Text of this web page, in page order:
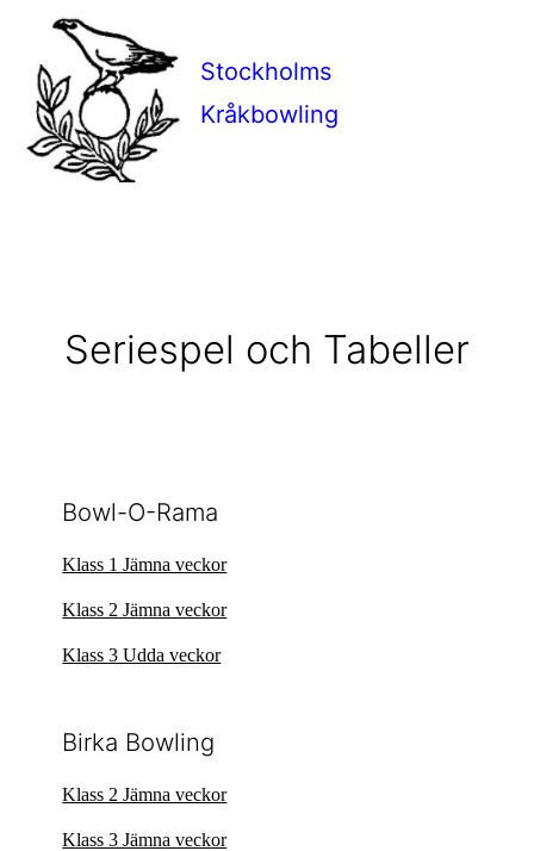
Stockholms
Kråkbowling
Seriespel och Tabeller
Bowl-O-Rama
Klass 1 Jämna veckor
Klass 2 Jämna veckor
Klass 3 Udda veckor
Birka Bowling
Klass 2 Jämna veckor
Klass 3 Jämna veckor